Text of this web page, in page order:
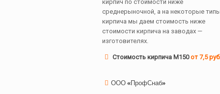
кирпич по стоимости ниже
среднерыночной, а на некоторые
кирпича мы даем стоимость ниже
стоимости кирпича на заводах —
изготовителях.
Стоимость кирпича М150от 7,5
ООО «ПрофСнаб»